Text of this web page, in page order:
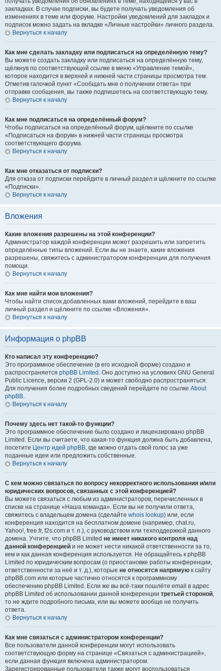
закладках. В случае подписки, вы будете получать уведомления об
изменениях в теме или форуме. Настройки уведомлений для закладок и
подписок можно задать на вкладке «Личные настройки» личного раздела.
Вернуться к началу
Как мне сделать закладку или подписаться на определённую тему?
Вы можете создать закладку или подписаться на определённую тему,
щёлкнув по соответствующей ссылке в меню «Управление темой»,
которое находится в верхней и нижней части страницы просмотра тем.
Отметив галочкой пункт «Сообщать мне о получении ответа» при
отправке сообщения, вы также подпишетесь на соответствующую тему.
Вернуться к началу
Как мне подписаться на определённый форум?
Чтобы подписаться на определённый форум, щёлкните по ссылке
«Подписаться на форум» в нижней части страницы просмотра
соответствующего форума.
Вернуться к началу
Как мне отказаться от подписки?
Для отказа от подписки перейдите в личный раздел и щёлкните по ссылке
«Подписки».
Вернуться к началу
Вложения
Какие вложения разрешены на этой конференции?
Администратор каждой конференции может разрешить или запретить
определённые типы вложений. Если вы не знаете, какие вложения
разрешены, свяжитесь с администратором конференции для получения
помощи.
Вернуться к началу
Как мне найти мои вложения?
Чтобы найти список добавленных вами вложений, перейдите в ваш
личный раздел и щёлкните по ссылке «Вложения».
Вернуться к началу
Информация о phpBB
Кто написал эту конференцию?
Это программное обеспечение (в его исходной форме) создано и
распространяется phpBB Limited . Оно доступно на условиях GNU General
Public Licence, версии 2 (GPL-2.0) и может свободно распространяться.
Для получения более подробных сведений перейдите по ссылке About
phpBB.
Вернуться к началу
Почему здесь нет такой-то функции?
Это программное обеспечение было создано и лицензировано phpBB
Limited. Если вы считаете, что какая-то функция должна быть добавлена,
посетите Центр идей phpBB, где можно отдать свой голос за уже
поданные идеи или предложить собственные.
Вернуться к началу
С кем можно связаться по вопросу некорректного использования и/или
юридических вопросов, связанных с этой конференцией?
Вы можете связаться с любым из администраторов, перечисленных в
списке на странице «Наша команда». Если вы не получили ответа,
свяжитесь с владельцем домена (сделайте whois lookup) или, если
конференция находится на бесплатном домене (например, chat.ru,
Yahoo!, free.fr, f2s.com и т. п.), с руководством или техподдержкой данного
домена. Учтите, что phpBB Limited не имеет никакого контроля над
данной конференцией и не может нести никакой ответственности за то,
кем и как данная конференция используется. Не обращайтесь к phpBB
Limited по юридическим вопросам (о приостановке работы конференции,
ответственности за неё и т. д.), которые не относятся напрямую к сайту
phpBB.com или которые частично относятся к программному
обеспечению phpBB Limited. Если же вы всё-таки пошлёте email в адрес
phpBB Limited об использовании данной конференции третьей стороной,
то не ждите подробного письма, или вы можете вообще не получить
ответа.
Вернуться к началу
Как мне связаться с администратором конференции?
Все пользователи данной конференции могут использовать
соответствующую форму на странице «Связаться с администрацией»,
если данная функция включена администратором.
Зарегистрированные пользователи также могут воспользоваться